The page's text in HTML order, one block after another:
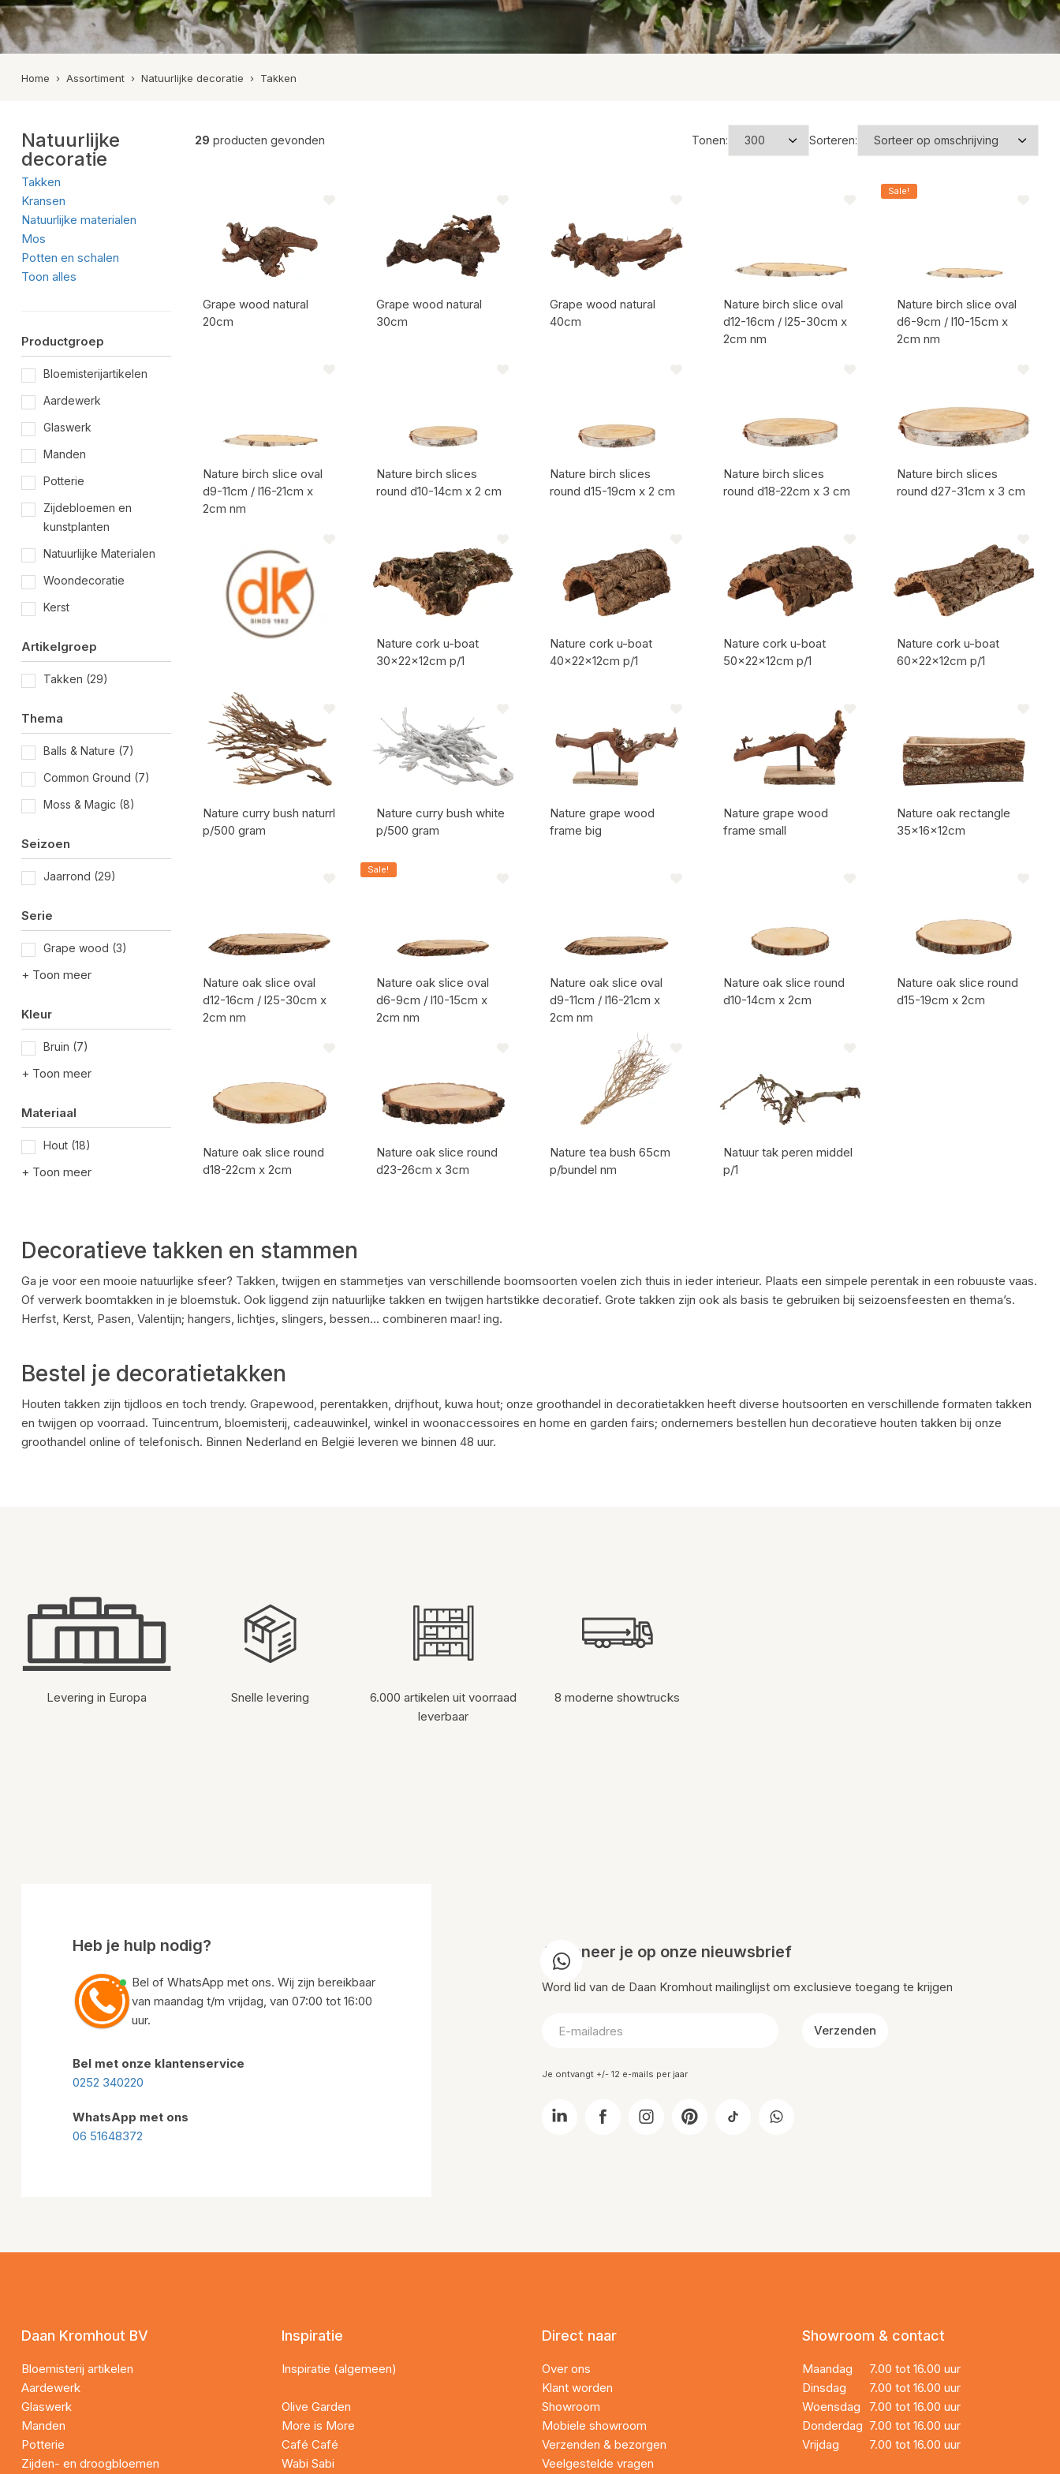
Aardewerk potten
Aardewerk kruiken
Toon alles
Melamine/Kunststof/Polyresin
Hout
Beton
Keramiek
Kersthangers
Kerst stekers
Toon alle producten
Home › Assortiment › Natuurlijke decoratie › Takken
Natuurlijke
decoratie
Takken
Kransen
Natuurlijke materialen
Mos
Potten en schalen
Toon alles
Productgroep
Bloemisterijartikelen
Aardewerk
Glaswerk
Manden
Potterie
Zijdebloemen en
kunstplanten
Natuurlijke Materialen
Woondecoratie
Kerst
Artikelgroep
Takken (29)
Thema
Balls & Nature (7)
Common Ground (7)
Moss & Magic (8)
Seizoen
Jaarrond (29)
Serie
Grape wood (3)
+ Toon meer
Kleur
Bruin (7)
+ Toon meer
Materiaal
Hout (18)
+ Toon meer
29 producten gevonden Tonen: Sorteren:
Grape wood natural
20cm
Grape wood natural
30cm
Grape wood natural
40cm
Nature birch slice oval
d12-16cm / l25-30cm x
2cm nm
Sale!
Nature birch slice oval
d6-9cm / l10-15cm x
2cm nm
Nature birch slice oval
d9-11cm / l16-21cm x
2cm nm
Nature birch slices
round d10-14cm x 2 cm
Nature birch slices
round d15-19cm x 2 cm
Nature birch slices
round d18-22cm x 3 cm
Nature birch slices
round d27-31cm x 3 cm
Nature cork tubes s/5 4-
13x20cm
Artikel code:
Nature cork u-boat
30x22x12cm p/1
Nature cork u-boat
40x22x12cm p/1
Nature cork u-boat
50x22x12cm p/1
Nature cork u-boat
60x22x12cm p/1
Nature curry bush naturrl
p/500 gram
Nature curry bush white
p/500 gram
Artikel code:
Nature grape wood
frame big
Nature grape wood
frame small
Nature oak rectangle
35x16x12cm
Nature oak slice oval
d12-16cm / l25-30cm x
2cm nm
Sale!
Nature oak slice oval
d6-9cm / l10-15cm x
2cm nm
Nature oak slice oval
d9-11cm / l16-21cm x
2cm nm
Nature oak slice round
d10-14cm x 2cm
Nature oak slice round
d15-19cm x 2cm
Nature oak slice round
d18-22cm x 2cm
Nature oak slice round
d23-26cm x 3cm
Nature tea bush 65cm
p/bundel nm
Natuur tak peren middel
p/1
Decoratieve takken en stammen
Ga je voor een mooie natuurlijke sfeer? Takken, twijgen en stammetjes van verschillende boomsoorten voelen zich thuis in ieder interieur. Plaats een simpele perentak in een robuuste vaas.
Of verwerk boomtakken in je bloemstuk. Ook liggend zijn natuurlijke takken en twijgen hartstikke decoratief. Grote takken zijn ook als basis te gebruiken bij seizoensfeesten en thema’s.
Herfst, Kerst, Pasen, Valentijn; hangers, lichtjes, slingers, bessen… combineren maar! ing.
Bestel je decoratietakken
Houten takken zijn tijdloos en toch trendy. Grapewood, perentakken, drijfhout, kuwa hout; onze groothandel in decoratietakken heeft diverse houtsoorten en verschillende formaten takken
en twijgen op voorraad. Tuincentrum, bloemisterij, cadeauwinkel, winkel in woonaccessoires en home en garden fairs; ondernemers bestellen hun decoratieve houten takken bij onze
groothandel online of telefonisch. Binnen Nederland en België leveren we binnen 48 uur.
Levering in Europa Snelle levering
6.000 artikelen uit voorraad
leverbaar
8 moderne showtrucks
Heb je hulp nodig?
Bel of WhatsApp met ons. Wij zijn bereikbaar
van maandag t/m vrijdag, van 07:00 tot 16:00
uur.
Bel met onze klantenservice
0252 340220
WhatsApp met ons
06 51648372
Abonneer je op onze nieuwsbrief
Word lid van de Daan Kromhout mailinglijst om exclusieve toegang te krijgen
Verzenden
Je ontvangt +/- 12 e-mails per jaar
Daan Kromhout BV
Bloemisterij artikelen
Aardewerk
Glaswerk
Manden
Potterie
Zijden- en droogbloemen
Inspiratie
Inspiratie (algemeen)
Olive Garden
More is More
Café Café
Wabi Sabi
Direct naar
Over ons
Klant worden
Showroom
Mobiele showroom
Verzenden & bezorgen
Veelgestelde vragen
Showroom & contact
Maandag
7.00 tot 16.00 uur
Dinsdag
7.00 tot 16.00 uur
Woensdag
7.00 tot 16.00 uur
Donderdag 7.00 tot 16.00 uur
Vrijdag
7.00 tot 16.00 uur